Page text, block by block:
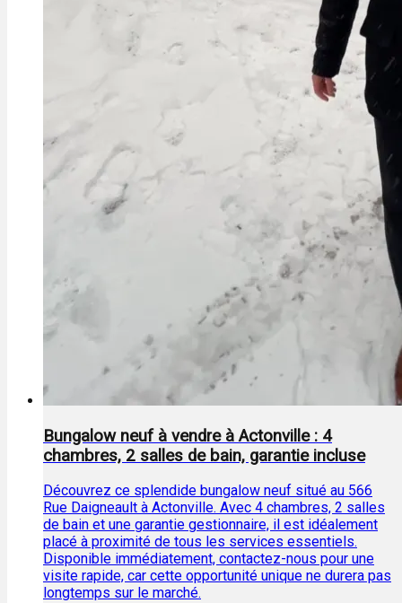
Bungalow neuf à vendre à Actonville : 4
chambres, 2 salles de bain, garantie incluse
Découvrez ce splendide bungalow neuf situé au 566
Rue Daigneault à Actonville. Avec 4 chambres, 2 salles
de bain et une garantie gestionnaire, il est idéalement
placé à proximité de tous les services essentiels.
Disponible immédiatement, contactez-nous pour une
visite rapide, car cette opportunité unique ne durera pas
longtemps sur le marché.